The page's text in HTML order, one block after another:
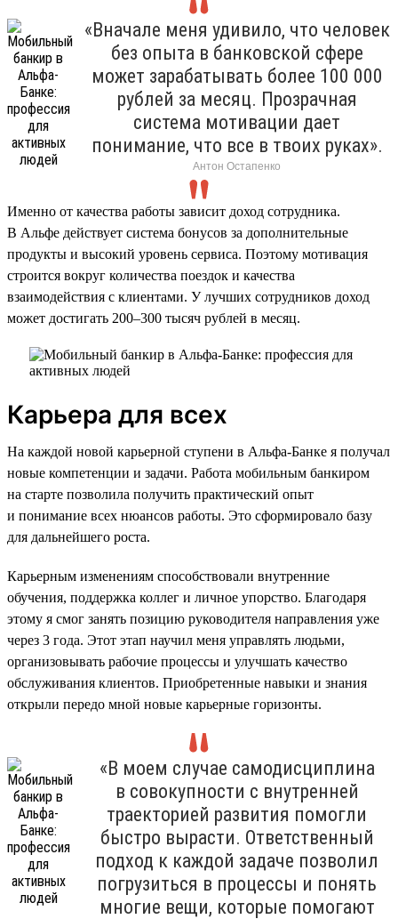
«Вначале меня удивило, что человек
без опыта в банковской сфере
может зарабатывать более 100 000
рублей за месяц. Прозрачная
система мотивации дает
понимание, что все в твоих руках».
Антон Остапенко
Именно от качества работы зависит доход сотрудника.
В Альфе действует система бонусов за дополнительные
продукты и высокий уровень сервиса. Поэтому мотивация
строится вокруг количества поездок и качества
взаимодействия с клиентами. У лучших сотрудников доход
может достигать 200–300 тысяч рублей в месяц.
Карьера для всех
На каждой новой карьерной ступени в Альфа-Банке я получал
новые компетенции и задачи. Работа мобильным банкиром
на старте позволила получить практический опыт
и понимание всех нюансов работы. Это сформировало базу
для дальнейшего роста.
Карьерным изменениям способствовали внутренние
обучения, поддержка коллег и личное упорство. Благодаря
этому я смог занять позицию руководителя направления уже
через 3 года. Этот этап научил меня управлять людьми,
организовывать рабочие процессы и улучшать качество
обслуживания клиентов. Приобретенные навыки и знания
открыли передо мной новые карьерные горизонты.
«В моем случае самодисциплина
в совокупности с внутренней
траекторией развития помогли
быстро вырасти. Ответственный
подход к каждой задаче позволил
погрузиться в процессы и понять
многие вещи, которые помогают